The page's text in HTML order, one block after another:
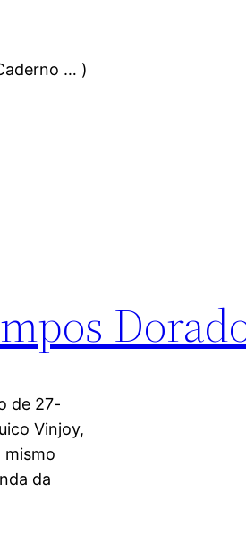
… )
de 27-
Vinjoy,
mismo
da